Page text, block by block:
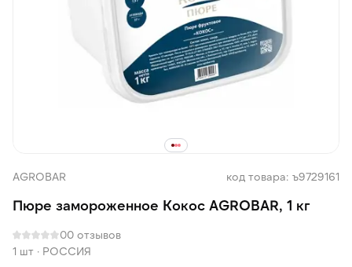
AGROBAR код товара: ъ9729161
Пюре замороженное Кокос AGROBAR, 1 кг
00 отзывов
1 шт · РОССИЯ